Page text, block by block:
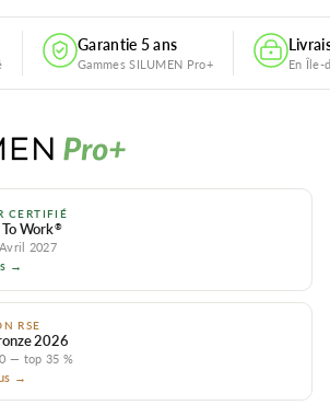
Garantie 5 ans
Gammes SILUMEN Pro+ En Île-
CERTIFIÉ
Work®
2027
→
RSE
2026
— top 35 %
→